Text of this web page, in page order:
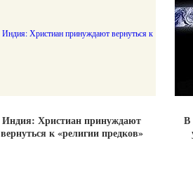
Индия: Христиан принуждают
вернуться к «религии предков»
В